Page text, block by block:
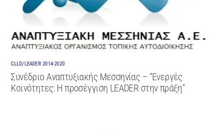
CLLD/LEADER 2014-2020
Συνέδριο Αναπτυξιακής Μεσσηνίας – “Ενεργές
Κοινότητες: Η προσέγγιση LEADER στην πράξη”